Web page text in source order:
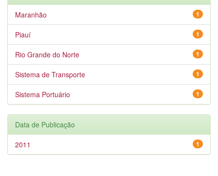
1
Maranhão
1
Piauí
1
Rio Grande do Norte
1
Sistema de Transporte
1
Sistema Portuário
Data de Publicação
1
2011